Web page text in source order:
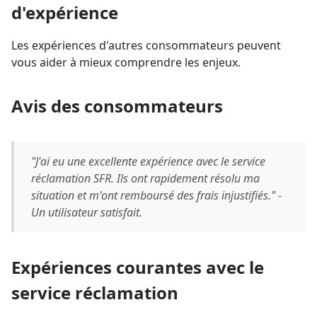
d'expérience
Les expériences d'autres consommateurs peuvent
vous aider à mieux comprendre les enjeux.
Avis des consommateurs
"J'ai eu une excellente expérience avec le service
réclamation SFR. Ils ont rapidement résolu ma
situation et m'ont remboursé des frais injustifiés." -
Un utilisateur satisfait.
Expériences courantes avec le
service réclamation